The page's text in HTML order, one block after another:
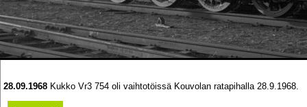
28.09.1968 Kukko Vr3 754 oli vaihtotöissä Kouvolan ratapihalla 28.9.1968.